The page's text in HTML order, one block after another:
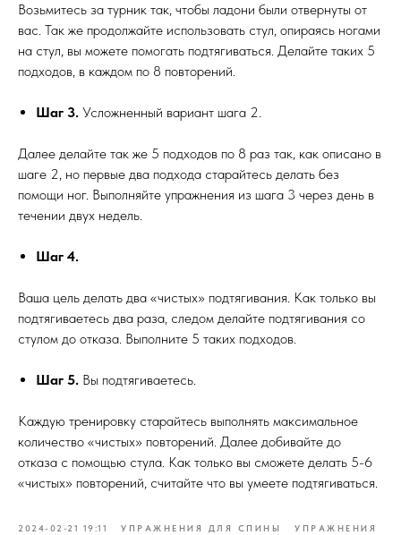
Возьмитесь за турник так, чтобы ладони были отвернуты от
вас. Так же продолжайте использовать стул, опираясь ногами
на стул, вы можете помогать подтягиваться. Делайте таких 5
подходов, в каждом по 8 повторений.
Шаг 3. Усложненный вариант шага 2.
Далее делайте так же 5 подходов по 8 раз так, как описано в
шаге 2, но первые два подхода старайтесь делать без
помощи ног. Выполняйте упражнения из шага 3 через день в
течении двух недель.
Шаг 4.
Ваша цель делать два «чистых» подтягивания. Как только вы
подтягиваетесь два раза, следом делайте подтягивания со
стулом до отказа. Выполните 5 таких подходов.
Шаг 5. Вы подтягиваетесь.
Каждую тренировку старайтесь выполнять максимальное
количество «чистых» повторений. Далее добивайте до
отказа с помощью стула. Как только вы сможете делать 5-6
«чистых» повторений, считайте что вы умеете подтягиваться.
2024-02-21 19:11 УПРАЖНЕНИЯ ДЛЯ СПИНЫ УПРАЖНЕНИЯ